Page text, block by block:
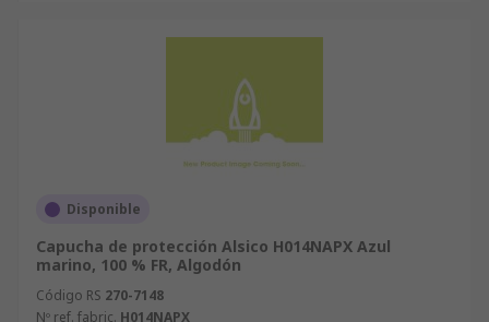
Disponible
Capucha de protección Alsico H014NAPX Azul
marino, 100 % FR, Algodón
Código RS 270-7148
Nº ref. fabric. H014NAPX